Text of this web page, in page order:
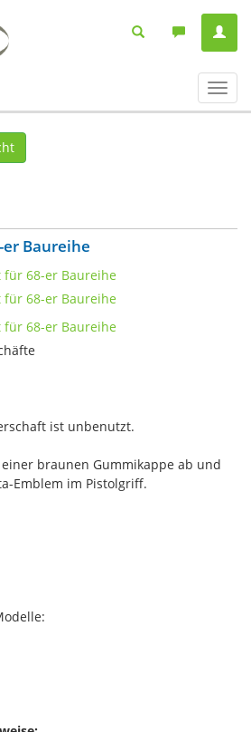
ein-/
Baureihe
ist unbenutzt.
braunen Gummikappe ab und
Emblem im Pistolgriff.